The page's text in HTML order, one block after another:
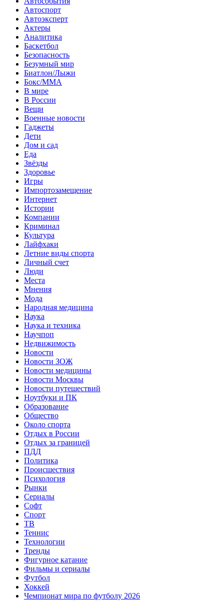
Автоспорт
Автоэксперт
Актеры
Аналитика
Баскетбол
Безопасность
Безумный мир
Биатлон/Лыжи
Бокс/MMA
В мире
В России
Вещи
Военные новости
Гаджеты
Дети
Дом и сад
Еда
Звёзды
Здоровье
Игры
Импортозамещение
Интернет
Истории
Компании
Криминал
Культура
Лайфхаки
Летние виды спорта
Личный счет
Люди
Места
Мнения
Мода
Народная медицина
Наука
Наука и техника
Научпоп
Недвижимость
Новости
Новости ЗОЖ
Новости медицины
Новости Москвы
Новости путешествий
Ноутбуки и ПК
Образование
Общество
Около спорта
Отдых в России
Отдых за границей
ПДД
Политика
Происшествия
Психология
Рынки
Сериалы
Софт
Спорт
ТВ
Теннис
Технологии
Тренды
Фигурное катание
Фильмы и сериалы
Футбол
Хоккей
Чемпионат мира по футболу 2026